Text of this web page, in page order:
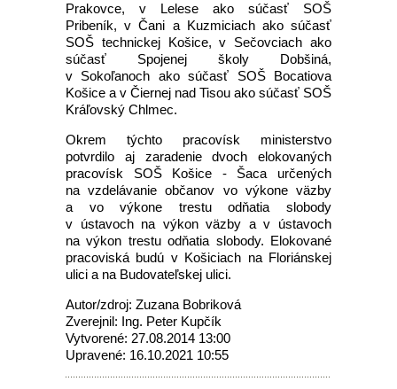
Prakovce, v Lelese ako súčasť SOŠ
Pribeník, v Čani a Kuzmiciach ako súčasť
SOŠ technickej Košice, v Sečovciach ako
súčasť Spojenej školy Dobšiná,
v Sokoľanoch ako súčasť SOŠ Bocatiova
Košice a v Čiernej nad Tisou ako súčasť SOŠ
Kráľovský Chlmec.
Okrem týchto pracovísk ministerstvo
potvrdilo aj zaradenie dvoch elokovaných
pracovísk SOŠ Košice - Šaca určených
na vzdelávanie občanov vo výkone väzby
a vo výkone trestu odňatia slobody
v ústavoch na výkon väzby a v ústavoch
na výkon trestu odňatia slobody. Elokované
pracoviská budú v Košiciach na Floriánskej
ulici a na Budovateľskej ulici.
Autor/zdroj: Zuzana Bobriková
Zverejnil: Ing. Peter Kupčík
Vytvorené: 27.08.2014 13:00
Upravené: 16.10.2021 10:55